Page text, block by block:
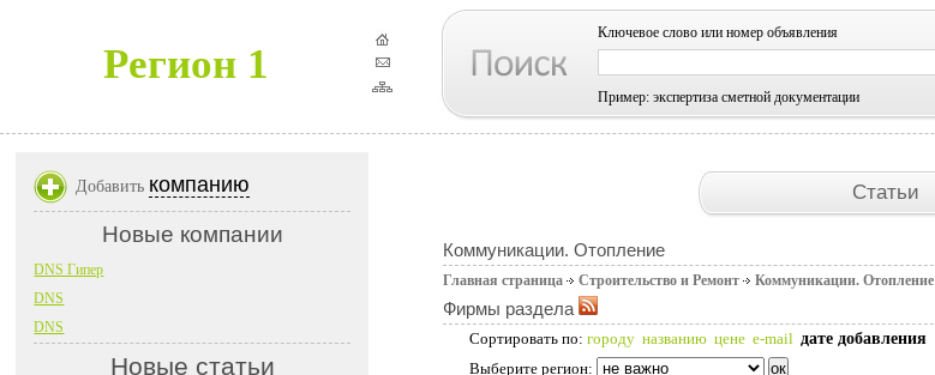
Регион 1
Ключевое слово или номер объявления
Пример: экспертиза сметной документации
Статьи
Коммуникации. Отопление
Главная страница Строительство и Ремонт Коммуникации. Отопление
Фирмы раздела
Сортировать по: городу названию цене e-mail дате добавления
Выберите регион:
Добавить компанию
Новые компании
DNS Гипер
DNS
DNS
Новые статьи